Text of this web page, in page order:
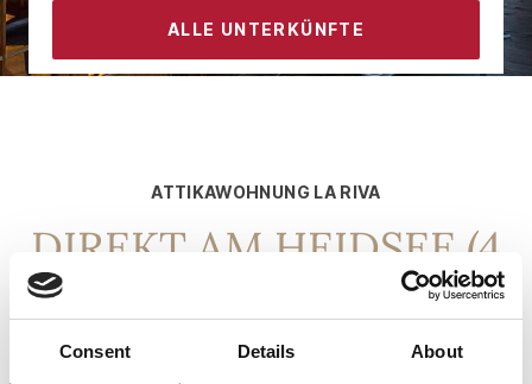
Consent Details About
ALLE UNTERKÜNFTE
ATTIKAWOHNUNG LA RIVA
DIREKT AM HEIDSEE (4
Die ruhig gelegene 4.5 Zimmerwohnung liegt mit